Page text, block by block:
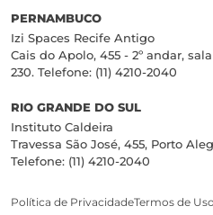
PERNAMBUCO
Izi Spaces Recife Antigo
Cais do Apolo, 455 - 2º andar,
230. Telefone: (11) 4210-2040
RIO GRANDE DO SUL
Instituto Caldeira
Travessa São José, 455, Porto
Telefone: (11) 4210-2040
Política de PrivacidadeTermos de Uso